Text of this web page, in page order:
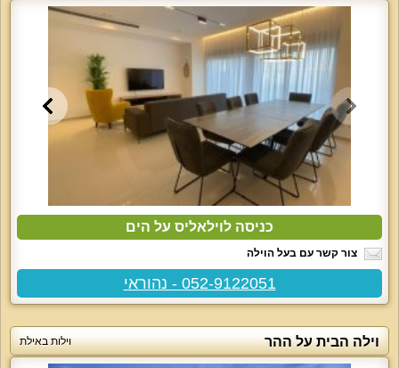
כניסה לוילאליס על הים
צור קשר עם בעל הוילה
052-9122051 - נהוראי
וילה הבית על ההר וילות באילת